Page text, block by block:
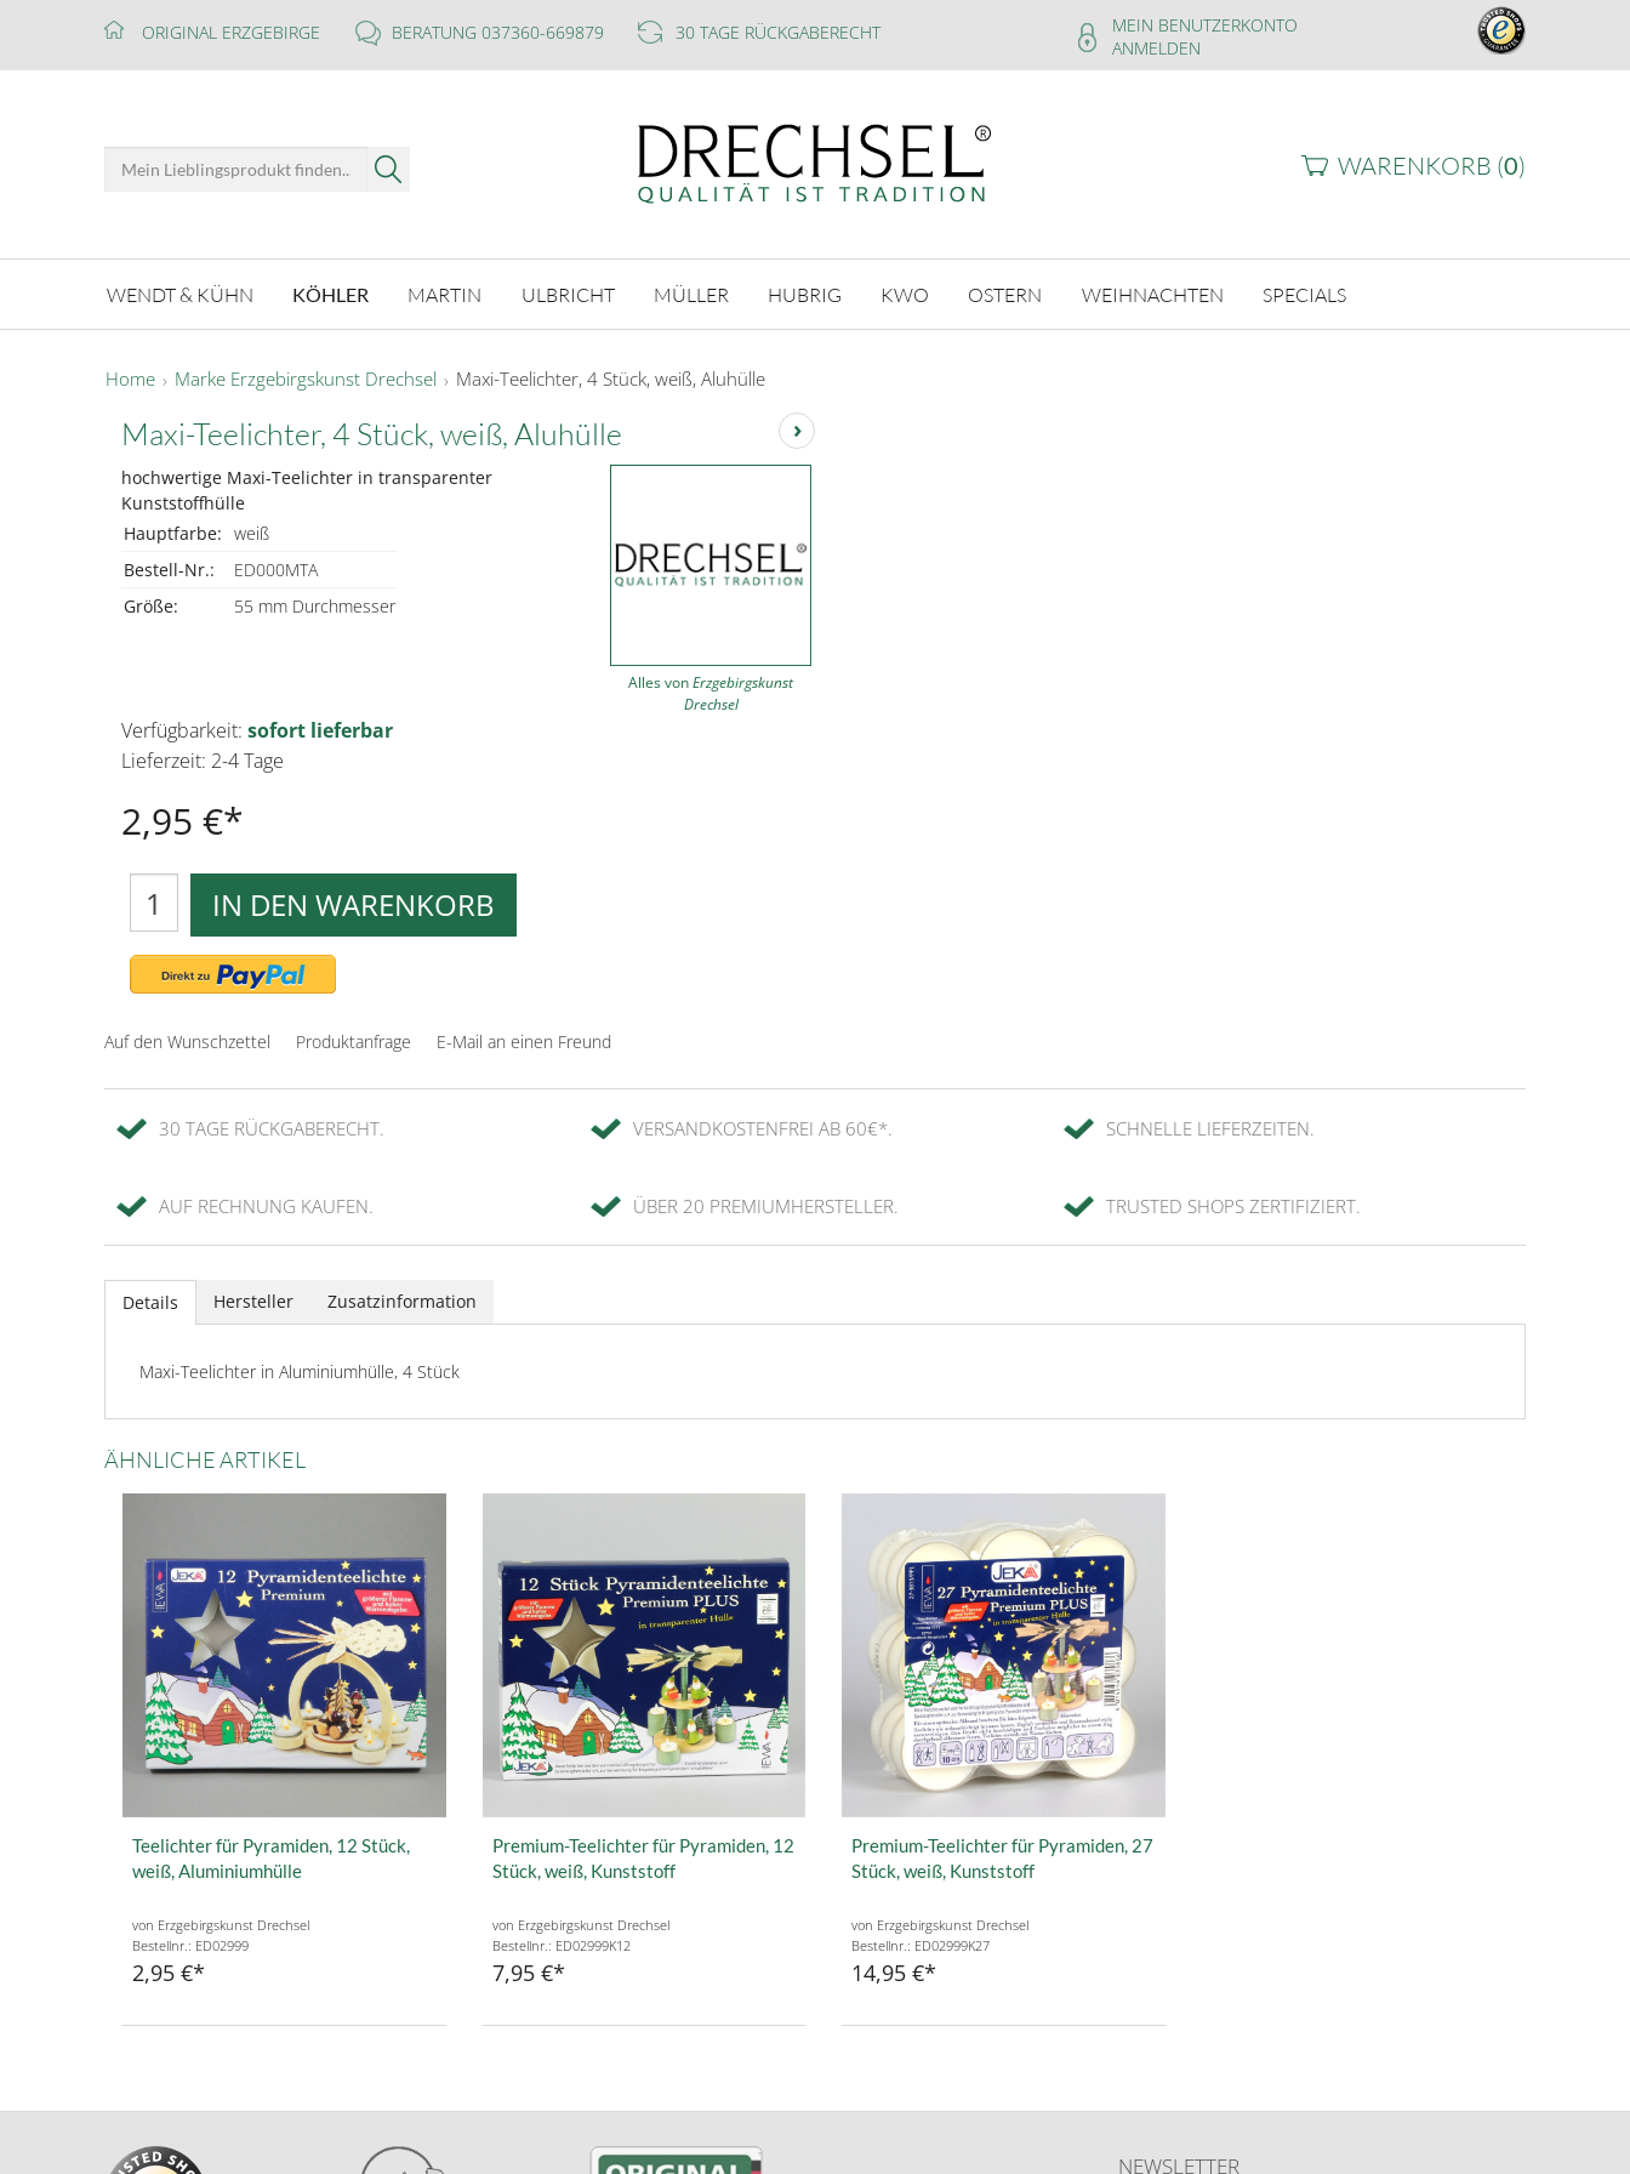
ORIGINAL ERZGEBIRGE BERATUNG 037360-669879 30 TAGE RÜCKGABERECHT
MEIN BENUTZERKONTO
ANMELDEN
WARENKORB (0)
WENDT & KÜHN KÖHLER MARTIN ULBRICHT MÜLLER HUBRIG KWO OSTERN WEIHNACHTEN SPECIALS
Home Marke Erzgebirgskunst Drechsel Maxi-Teelichter, 4 Stück, weiß, Aluhülle
›
Maxi-Teelichter, 4 Stück, weiß, Aluhülle
hochwertige Maxi-Teelichter in transparenter
Kunststoffhülle
Hauptfarbe: weiß
Bestell-Nr.:
ED000MTA
Größe:
55 mm Durchmesser
Alles vonErzgebirgskunst
Drechsel
Verfügbarkeit: sofort lieferbar
Lieferzeit: 2-4 Tage
2,95 €
IN DEN WARENKORB
Auf den Wunschzettel Produktanfrage E-Mail an einen Freund
30 TAGE RÜCKGABERECHT. VERSANDKOSTENFREI AB 60€*. SCHNELLE LIEFERZEITEN.
AUF RECHNUNG KAUFEN. ÜBER 20 PREMIUMHERSTELLER. TRUSTED SHOPS ZERTIFIZIERT.
Details Hersteller Zusatzinformation
Maxi-Teelichter in Aluminiumhülle, 4 Stück
ÄHNLICHE ARTIKEL
Teelichter für Pyramiden, 12 Stück,
weiß, Aluminiumhülle
von Erzgebirgskunst Drechsel
Bestellnr.: ED02999
2,95 €
Premium-Teelichter für Pyramiden, 12
Stück, weiß, Kunststoff
von Erzgebirgskunst Drechsel
Bestellnr.: ED02999K12
7,95 €
Premium-Teelichter für Pyramiden, 27
Stück, weiß, Kunststoff
von Erzgebirgskunst Drechsel
Bestellnr.: ED02999K27
14,95 €
NEWSLETTER